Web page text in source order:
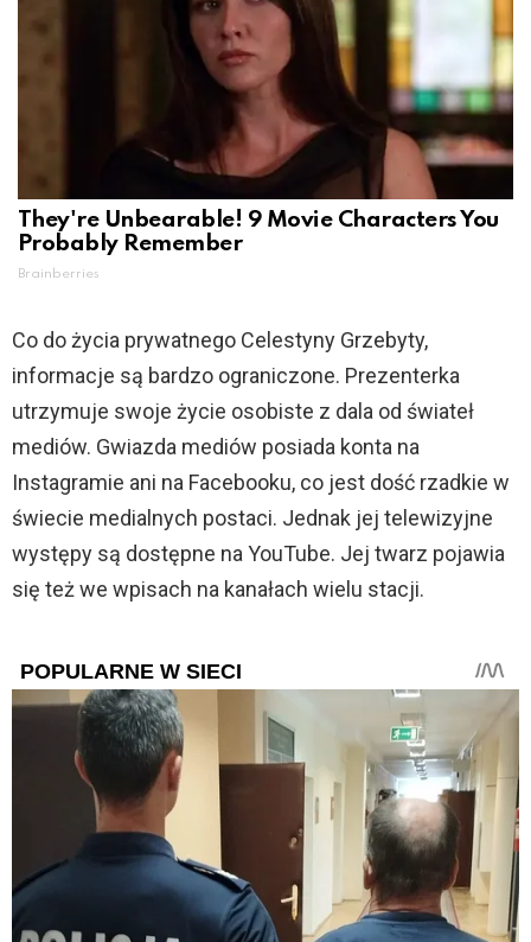
They're Unbearable! 9 Movie Characters You
Probably Remember
Brainberries
Co do życia prywatnego Celestyny Grzebyty,
informacje są bardzo ograniczone. Prezenterka
utrzymuje swoje życie osobiste z dala od świateł
mediów. Gwiazda mediów posiada konta na
Instagramie ani na Facebooku, co jest dość rzadkie w
świecie medialnych postaci. Jednak jej telewizyjne
występy są dostępne na YouTube. Jej twarz pojawia
się też we wpisach na kanałach wielu stacji.
POPULARNE W SIECI